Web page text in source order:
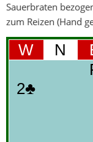
Sauerbraten
zum Reizen (Hand